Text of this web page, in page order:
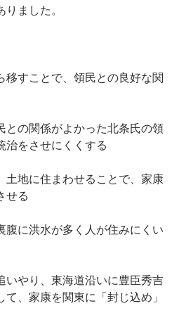
ました。
移すことで、領民との良好な関
との関係がよかった北条氏の領
治をさせにくくする
土地に住まわせることで、家康
せる
腹に洪水が多く人が住みにくい
いやり、東海道沿いに豊臣秀吉
、家康を関東に「封じ込め」